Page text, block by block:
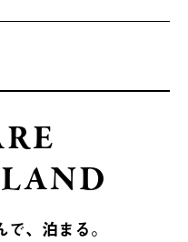
、泊まる。